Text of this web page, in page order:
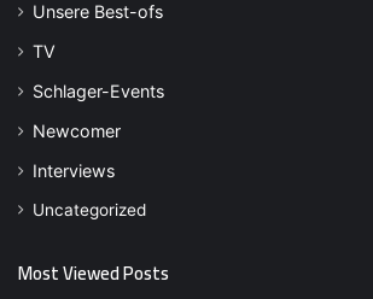
Unsere Best-ofs
TV
Schlager-Events
Newcomer
Interviews
Uncategorized
Most Viewed Posts